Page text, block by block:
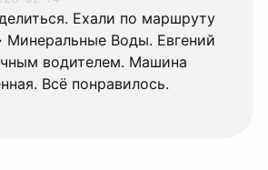
Ехали по маршруту
Воды. Евгений
водителем. Машина
Всё понравилось.